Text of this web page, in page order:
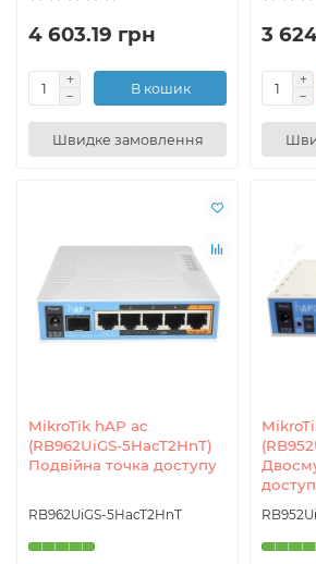
4 603.19 грн
В кошик
Швидке замовлення
3
MikroTik hAP ac
(RB962UiGS-5HacT2HnT)
Подвійна точка доступу
RB962UiGS-5HacT2HnT